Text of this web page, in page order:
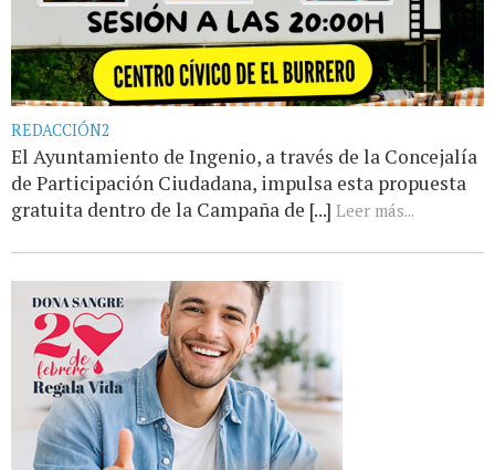
REDACCIÓN2
El Ayuntamiento de Ingenio, a través de la Concejalía
de Participación Ciudadana, impulsa esta propuesta
gratuita dentro de la Campaña de [...] Leer más...